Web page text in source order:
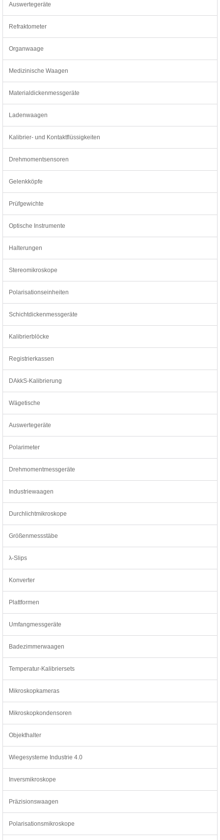
Auswertegeräte
Refraktometer
Organwaage
Medizinische Waagen
Materialdickenmessgeräte
Ladenwaagen
Kalibrier- und Kontaktflüssigkeiten
Drehmomentsensoren
Gelenkköpfe
Prüfgewichte
Optische Instrumente
Halterungen
Stereomikroskope
Polarisationseinheiten
Schichtdickenmessgeräte
Kalibrierblöcke
Registrierkassen
DAkkS-Kalibrierung
Wägetische
Auswertegeräte
Polarimeter
Drehmomentmessgeräte
Industriewaagen
Durchlichtmikroskope
Größenmessstäbe
λ-Slips
Konverter
Plattformen
Umfangmessgeräte
Badezimmerwaagen
Temperatur-Kalibriersets
Mikroskopkameras
Mikroskopkondensoren
Objekthalter
Wiegesysteme Industrie 4.0
Inversmikroskope
Präzisionswaagen
Polarisationsmikroskope